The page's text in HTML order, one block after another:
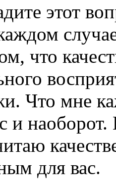
этот
что
Что мне
и
для вас.